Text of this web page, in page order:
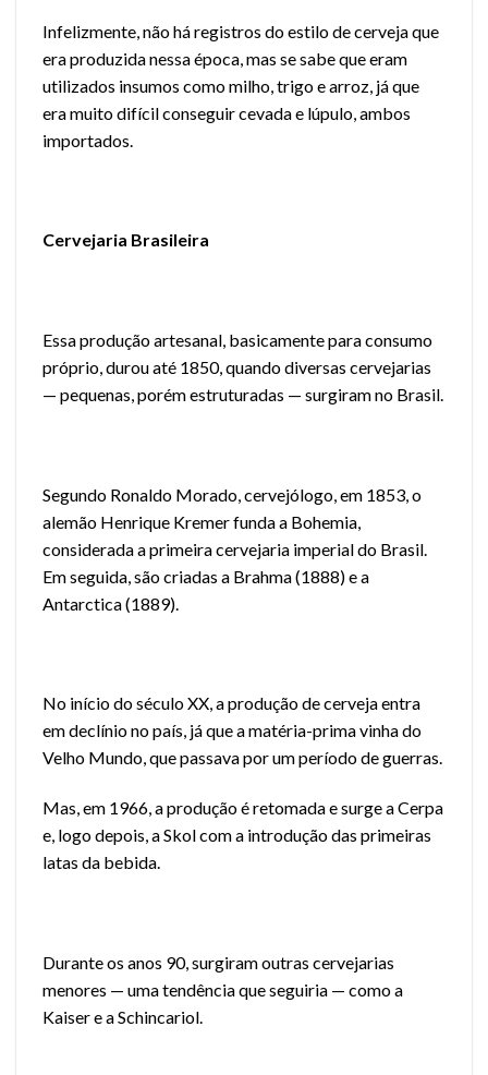
Infelizmente, não há registros do estilo de cerveja que
era produzida nessa época, mas se sabe que eram
utilizados insumos como milho, trigo e arroz, já que
era muito difícil conseguir cevada e lúpulo, ambos
importados.
Cervejaria Brasileira
Essa produção artesanal, basicamente para consumo
próprio, durou até 1850, quando diversas cervejarias
— pequenas, porém estruturadas — surgiram no Brasil.
Segundo Ronaldo Morado, cervejólogo, em 1853, o
alemão Henrique Kremer funda a Bohemia,
considerada a primeira cervejaria imperial do Brasil.
Em seguida, são criadas a Brahma (1888) e a
Antarctica (1889).
No início do século XX, a produção de cerveja entra
em declínio no país, já que a matéria-prima vinha do
Velho Mundo, que passava por um período de guerras.
Mas, em 1966, a produção é retomada e surge a Cerpa
e, logo depois, a Skol com a introdução das primeiras
latas da bebida.
Durante os anos 90, surgiram outras cervejarias
menores — uma tendência que seguiria — como a
Kaiser e a Schincariol.